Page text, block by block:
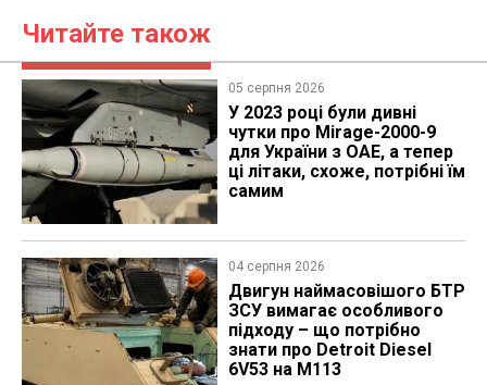
Читайте також
05 серпня 2026
У 2023 році були дивні
чутки про Mirage-2000-9
для України з ОАЕ, а тепер
ці літаки, схоже, потрібні їм
самим
04 серпня 2026
​Двигун наймасовішого БТР
ЗСУ вимагає особливого
підходу – що потрібно
знати про Detroit Diesel
6V53 на M113